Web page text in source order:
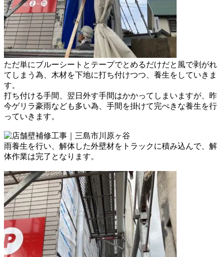
ただ単にブルーシートとテープでとめるだけだと風で剥がれ
てしまう為、 木材を下地に打ち付けつつ、 養生をしていきま
す。
打ち付ける手間、翌日外す手間はかかってしまいますが、 昨
今ゲリラ豪雨なども多い為、 手間を掛けて完ぺきな養生を行
っていきます。
雨養生を行い、解体した外壁材を トラックに積み込んで、解
体作業は完了となります。